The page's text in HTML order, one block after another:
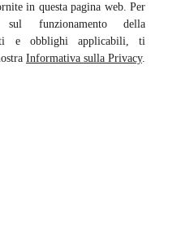
in questa pagina web. Per
funzionamento della
e obblighi applicabili, ti
Informativa sulla Privacy.